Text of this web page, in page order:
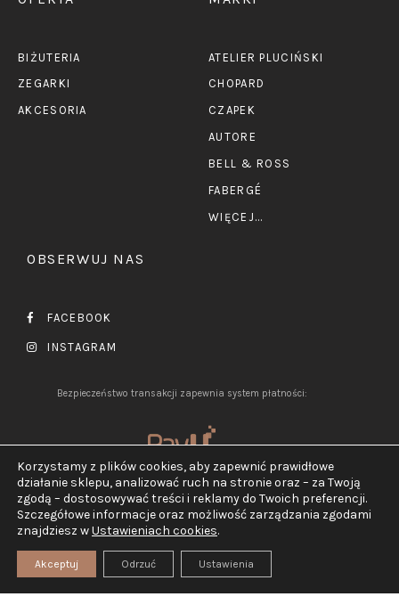
BIŻUTERIA
ZEGARKI
AKCESORIA
ATELIER PLUCIŃSKI
CHOPARD
CZAPEK
AUTORE
BELL & ROSS
FABERGÉ
WIĘCEJ...
OBSERWUJ NAS
FACEBOOK
INSTAGRAM
Bezpieczeństwo transakcji zapewnia system płatności:
2026 ©Jubiler Pluciński.
Wszelkie prawa zastrzeżone.
Realizacja:TEGN
Korzystamy z plików cookies, aby zapewnić prawidłowe
działanie sklepu, analizować ruch na stronie oraz – za Twoją
zgodą – dostosowywać treści i reklamy do Twoich preferencji.
Szczegółowe informacje oraz możliwość zarządzania zgodami
znajdziesz wUstawieniach cookies.
Akceptuj Odrzuć Ustawienia